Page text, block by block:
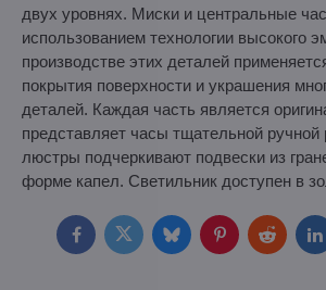
двух уровнях. Миски и центральные
использованием технологии высокого
производстве этих деталей
покрытия поверхности и украшения
деталей. Каждая часть является
представляет часы тщательной ручной
люстры подчеркивают подвески из
форме капел. Светильник доступен в
FacebookTwitterBlueskyPinterestReddit